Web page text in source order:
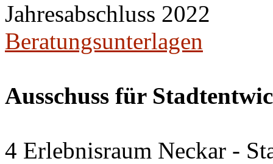
Jahresabschluss 2022
Beratungsunterlagen
Ausschuss für
4 Erlebnisraum Neckar -